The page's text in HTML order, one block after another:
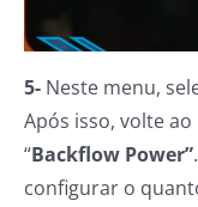
5- Neste menu,
Após isso, volte
“Backflow Power”
configurar o